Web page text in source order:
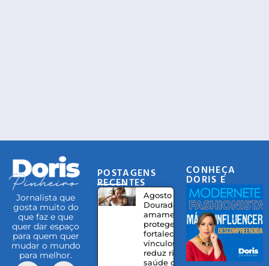
Jornalista que
gosta muito do
que faz e que
quer dar espaço
para quem quer
mudar o mundo
para melhor.
POSTAGENS
RECENTES
Agosto
Dourado:
amamentação
protege,
fortalece
vínculos e
reduz riscos à
saúde da mãe
CONHEÇA
DORIS E
EQUIPE